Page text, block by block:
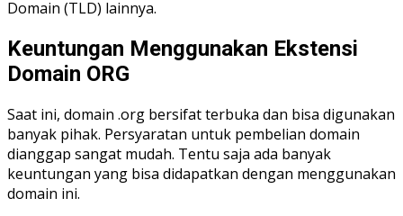
Domain (TLD) lainnya.
Keuntungan Menggunakan Ekstensi
Domain ORG
Saat ini, domain .org bersifat terbuka dan bisa digunakan
banyak pihak. Persyaratan untuk pembelian domain
dianggap sangat mudah. Tentu saja ada banyak
keuntungan yang bisa didapatkan dengan menggunakan
domain ini.